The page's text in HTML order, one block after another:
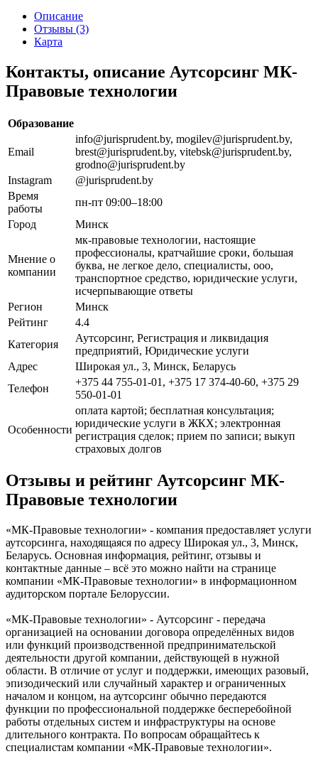
Описание
Отзывы (3)
Карта
Контакты, описание Аутсорсинг МК-
Правовые технологии
Образование
Email
info@jurisprudent.by, mogilev@jurisprudent.by,
brest@jurisprudent.by, vitebsk@jurisprudent.by,
grodno@jurisprudent.by
Instagram
@jurisprudent.by
Время
работы
пн-пт 09:00–18:00
Город
Минск
Мнение о
компании
мк-правовые технологии, настоящие
профессионалы, кратчайшие сроки, большая
буква, не легкое дело, специалисты, ооо,
транспортное средство, юридические услуги,
исчерпывающие ответы
Регион
Минск
Рейтинг
4.4
Категория
Аутсорсинг, Регистрация и ликвидация
предприятий, Юридические услуги
Адрес
Широкая ул., 3, Минск, Беларусь
Телефон
+375 44 755-01-01, +375 17 374-40-60, +375 29
550-01-01
Особенности
оплата картой; бесплатная консультация;
юридические услуги в ЖКХ; электронная
регистрация сделок; прием по записи; выкуп
страховых долгов
Отзывы и рейтинг Аутсорсинг МК-
Правовые технологии
«МК-Правовые технологии» - компания предоставляет услуги
аутсорсинга, находящаяся по адресу Широкая ул., 3, Минск,
Беларусь. Основная информация, рейтинг, отзывы и
контактные данные – всё это можно найти на странице
компании «МК-Правовые технологии» в информационном
аудиторском портале Белоруссии.
«МК-Правовые технологии» - Аутсорсинг - передача
организацией на основании договора определённых видов
или функций производственной предпринимательской
деятельности другой компании, действующей в нужной
области. В отличие от услуг и поддержки, имеющих разовый,
эпизодический или случайный характер и ограниченных
началом и концом, на аутсорсинг обычно передаются
функции по профессиональной поддержке бесперебойной
работы отдельных систем и инфраструктуры на основе
длительного контракта. По вопросам обращайтесь к
специалистам компании «МК-Правовые технологии».